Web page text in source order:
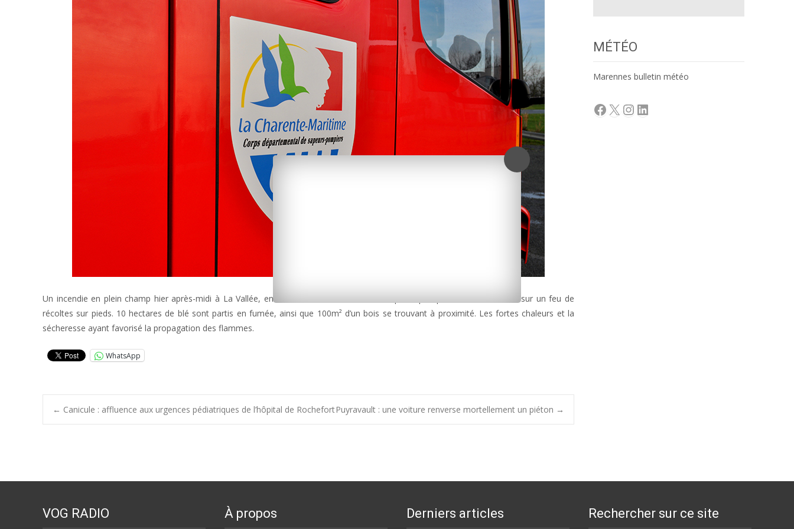
Un incendie en plein champ hier après-midi à La Vallée, entre Rochefort et Saintes. 21 sapeurs-pompiers sont intervenus sur un feu de
récoltes sur pieds. 10 hectares de blé sont partis en fumée, ainsi que 100m² d’un bois se trouvant à proximité. Les fortes chaleurs et la
sécheresse ayant favorisé la propagation des flammes.
WhatsApp
Post
← Canicule : affluence aux urgences pédiatriques de l’hôpital de RochefortPuyravault : une voiture renverse mortellement un piéton →
MÉTÉO
Marennes bulletin météo
Facebook
X Instagram
LinkedIn
VOG RADIO À propos Derniers articles Rechercher sur ce site